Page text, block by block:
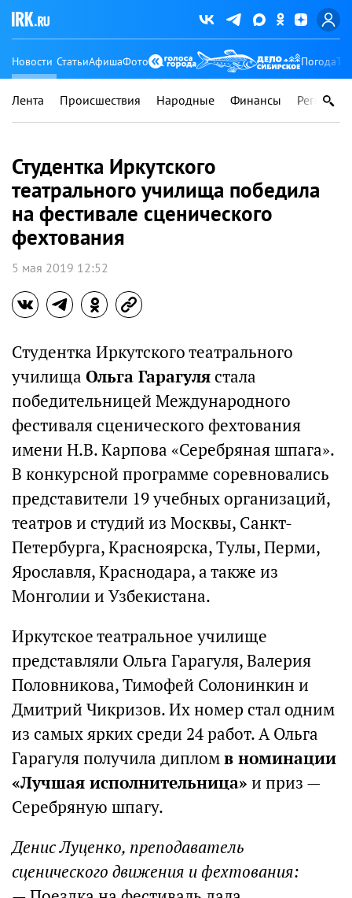
Новости СтатьиАфишаФото Погода
Лента Происшествия Народные Финансы Регионы
Студентка Иркутского
театрального училища победила
на фестивале сценического
фехтования
5 мая 2019 12:52
Студентка Иркутского театрального
училища Ольга Гарагулястала
победительницей Международного
фестиваля сценического фехтования
имени Н.В. Карпова «Серебряная шпага».
В конкурсной программе соревновались
представители 19 учебных организаций,
театров и студий из Москвы, Санкт-
Петербурга, Красноярска, Тулы, Перми,
Ярославля, Краснодара, а также из
Монголии и Узбекистана.
Иркутское театральное училище
представляли Ольга Гарагуля, Валерия
Половникова, Тимофей Солонинкин и
Дмитрий Чикризов. Их номер стал одним
из самых ярких среди 24 работ. А Ольга
Гарагуля получила дипломв номинации
«Лучшая исполнительница» и приз —
Серебряную шпагу.
Денис Луценко, преподаватель
сценического движения и фехтования: